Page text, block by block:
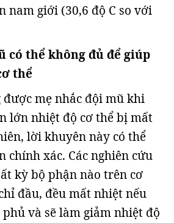
nam giới (30,6 độ C so với
có thể không đủ để giúp
thể
được mẹ nhắc đội mũ khi
lớn nhiệt độ cơ thể bị mất
lời khuyên này có thể
chính xác. Các nghiên cứu
kỳ bộ phận nào trên cơ
đầu, đều mất nhiệt nếu
và sẽ làm giảm nhiệt độ